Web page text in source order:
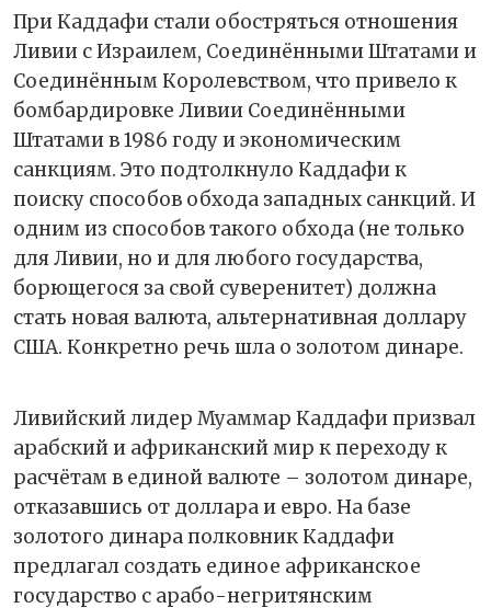
При Каддафи стали обостряться отношения
Ливии с Израилем, Соединёнными Штатами и
Соединённым Королевством, что привело к
бомбардировке Ливии Соединёнными
Штатами в 1986 году и экономическим
санкциям. Это подтолкнуло Каддафи к
поиску способов обхода западных санкций. И
одним из способов такого обхода (не только
для Ливии, но и для любого государства,
борющегося за свой суверенитет) должна
стать новая валюта, альтернативная доллару
США. Конкретно речь шла о золотом динаре.
Ливийский лидер Муаммар Каддафи призвал
арабский и африканский мир к переходу к
расчётам в единой валюте – золотом динаре,
отказавшись от доллара и евро. На базе
золотого динара полковник Каддафи
предлагал создать единое африканское
государство с арабо-негритянским